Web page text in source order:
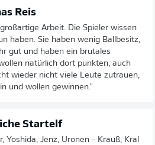
Reis
Arbeit. Die Spieler wissen
haben. Sie haben wenig Ballbesitz,
gut und haben ein brutales
natürlich dort punkten, auch
wieder nicht viele Leute zutrauen,
und wollen gewinnen."
Startelf
Yoshida, Jenz, Uronen - Krauß, Kral